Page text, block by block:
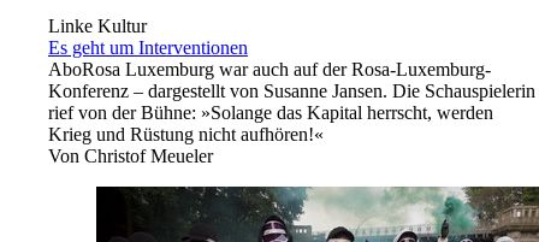
Linke Kultur
Es geht um Interventionen
AboRosa Luxemburg war auch auf der Rosa-Luxemburg-
Konferenz – dargestellt von Susanne Jansen. Die Schauspielerin
rief von der Bühne: »Solange das Kapital herrscht, werden
Krieg und Rüstung nicht aufhören!«
Von Christof Meueler